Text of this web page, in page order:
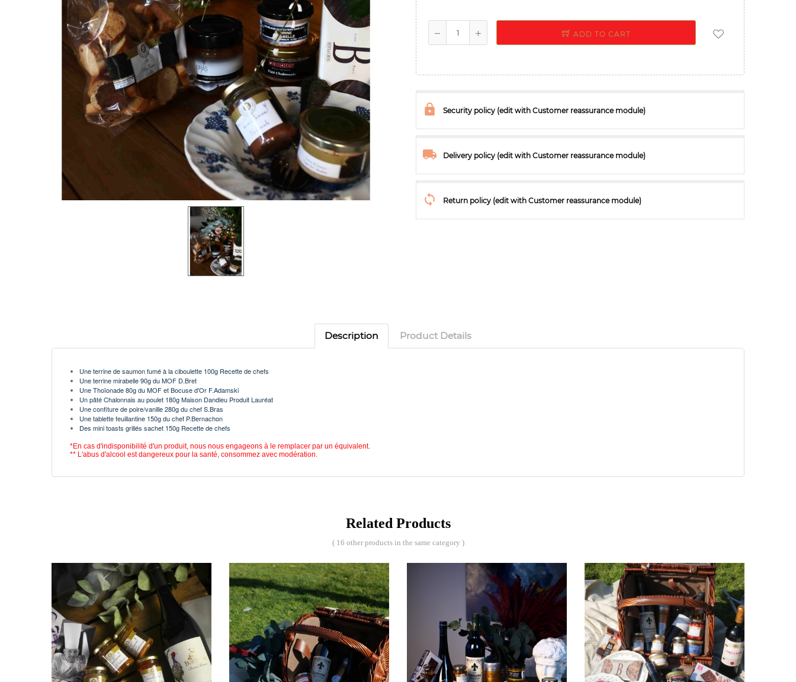
ADD TO CART
Security policy (edit with Customer reassurance module)
Delivery policy (edit with Customer reassurance module)
Return policy (edit with Customer reassurance module)
Description Product Details
Une terrine de saumon fumé à la ciboulette 100g Recette de chefs
Une terrine mirabelle 90g du MOF D.Bret
Une Thoïonade 80g du MOF et Bocuse d'Or F.Adamski
Un pâté Chalonnais au poulet 180g Maison Dandieu Produit Lauréat
Une confiture de poire/vanille 280g du chef S.Bras
Une tablettefeuillantine 150g du chef P.Bernachon
Des mini toasts grillés sachet 150g Recette de chefs
*En cas d'indisponibilité d'un produit, nous nous engageons à le remplacer par un équivalent.
** L'abus d'alcool est dangereux pour la santé, consommez avec modération.
Related Products
( 16 other products in the same category )